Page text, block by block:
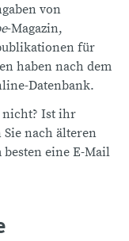
von
-Magazin,
für
haben nach dem
Datenbank.
nicht? Ist ihr
Sie nach älteren
eine E-Mail